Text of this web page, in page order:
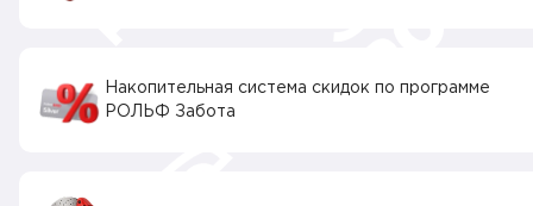
Накопительная система скидок по программе
РОЛЬФ Забота